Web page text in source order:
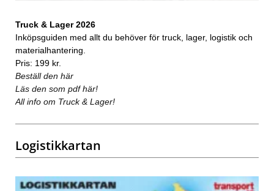
Truck & Lager 2026
Inköpsguiden med allt du behöver för truck, lager, logistik och
materialhantering.
Pris: 199 kr.
Beställ den här
Läs den som pdf här!
All info om Truck & Lager!
Logistikkartan